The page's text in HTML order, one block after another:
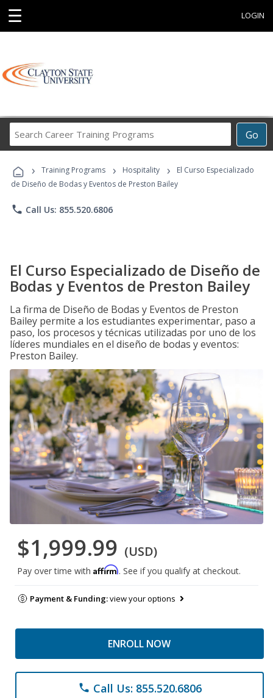
☰ LOGIN
Go
Career
Programs
› Training Programs › Hospitality ›
El Curso Especializado
de Diseño de Bodas y Eventos de Preston Bailey
phone Call Us: 855.520.6806
El Curso Especializado de Diseño de
Bodas y Eventos de Preston Bailey
La firma de Diseño de Bodas y Eventos de Preston
Bailey permite a los estudiantes experimentar, paso a
paso, los procesos y técnicas utilizadas por uno de los
líderes mundiales en el diseño de bodas y eventos:
Preston Bailey.
$1,999.99 (USD)
Pay over time with Affirm. See if you qualify at checkout.
Payment & Funding:view your options
ENROLL NOW
phone Call Us: 855.520.6806